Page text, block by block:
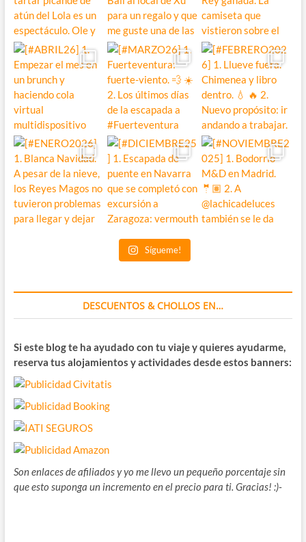
Sígueme!
DESCUENTOS & CHOLLOS EN…
Si este blog te ha ayudado con tu viaje y quieres ayudarme,
reserva tus alojamientos y actividades desde estos banners:
Son enlaces de afiliados y yo me llevo un pequeño porcentaje sin
que esto suponga un incremento en el precio para ti. Gracias! :)-